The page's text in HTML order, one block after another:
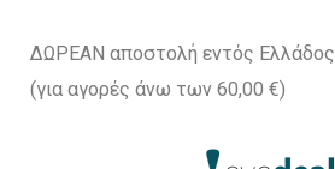
ΔΩΡΕΑΝ αποστολή εντός Ελλάδος
(για αγορές άνω των 60,00 €)